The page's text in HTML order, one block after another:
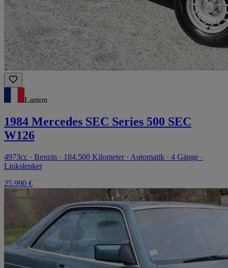
Lanton
1984 Mercedes SEC Series 500 SEC
W126
4973cc · Benzin · 184.500 Kilometer · Automatik · 4 Gänge ·
Linkslenker
25.990 €